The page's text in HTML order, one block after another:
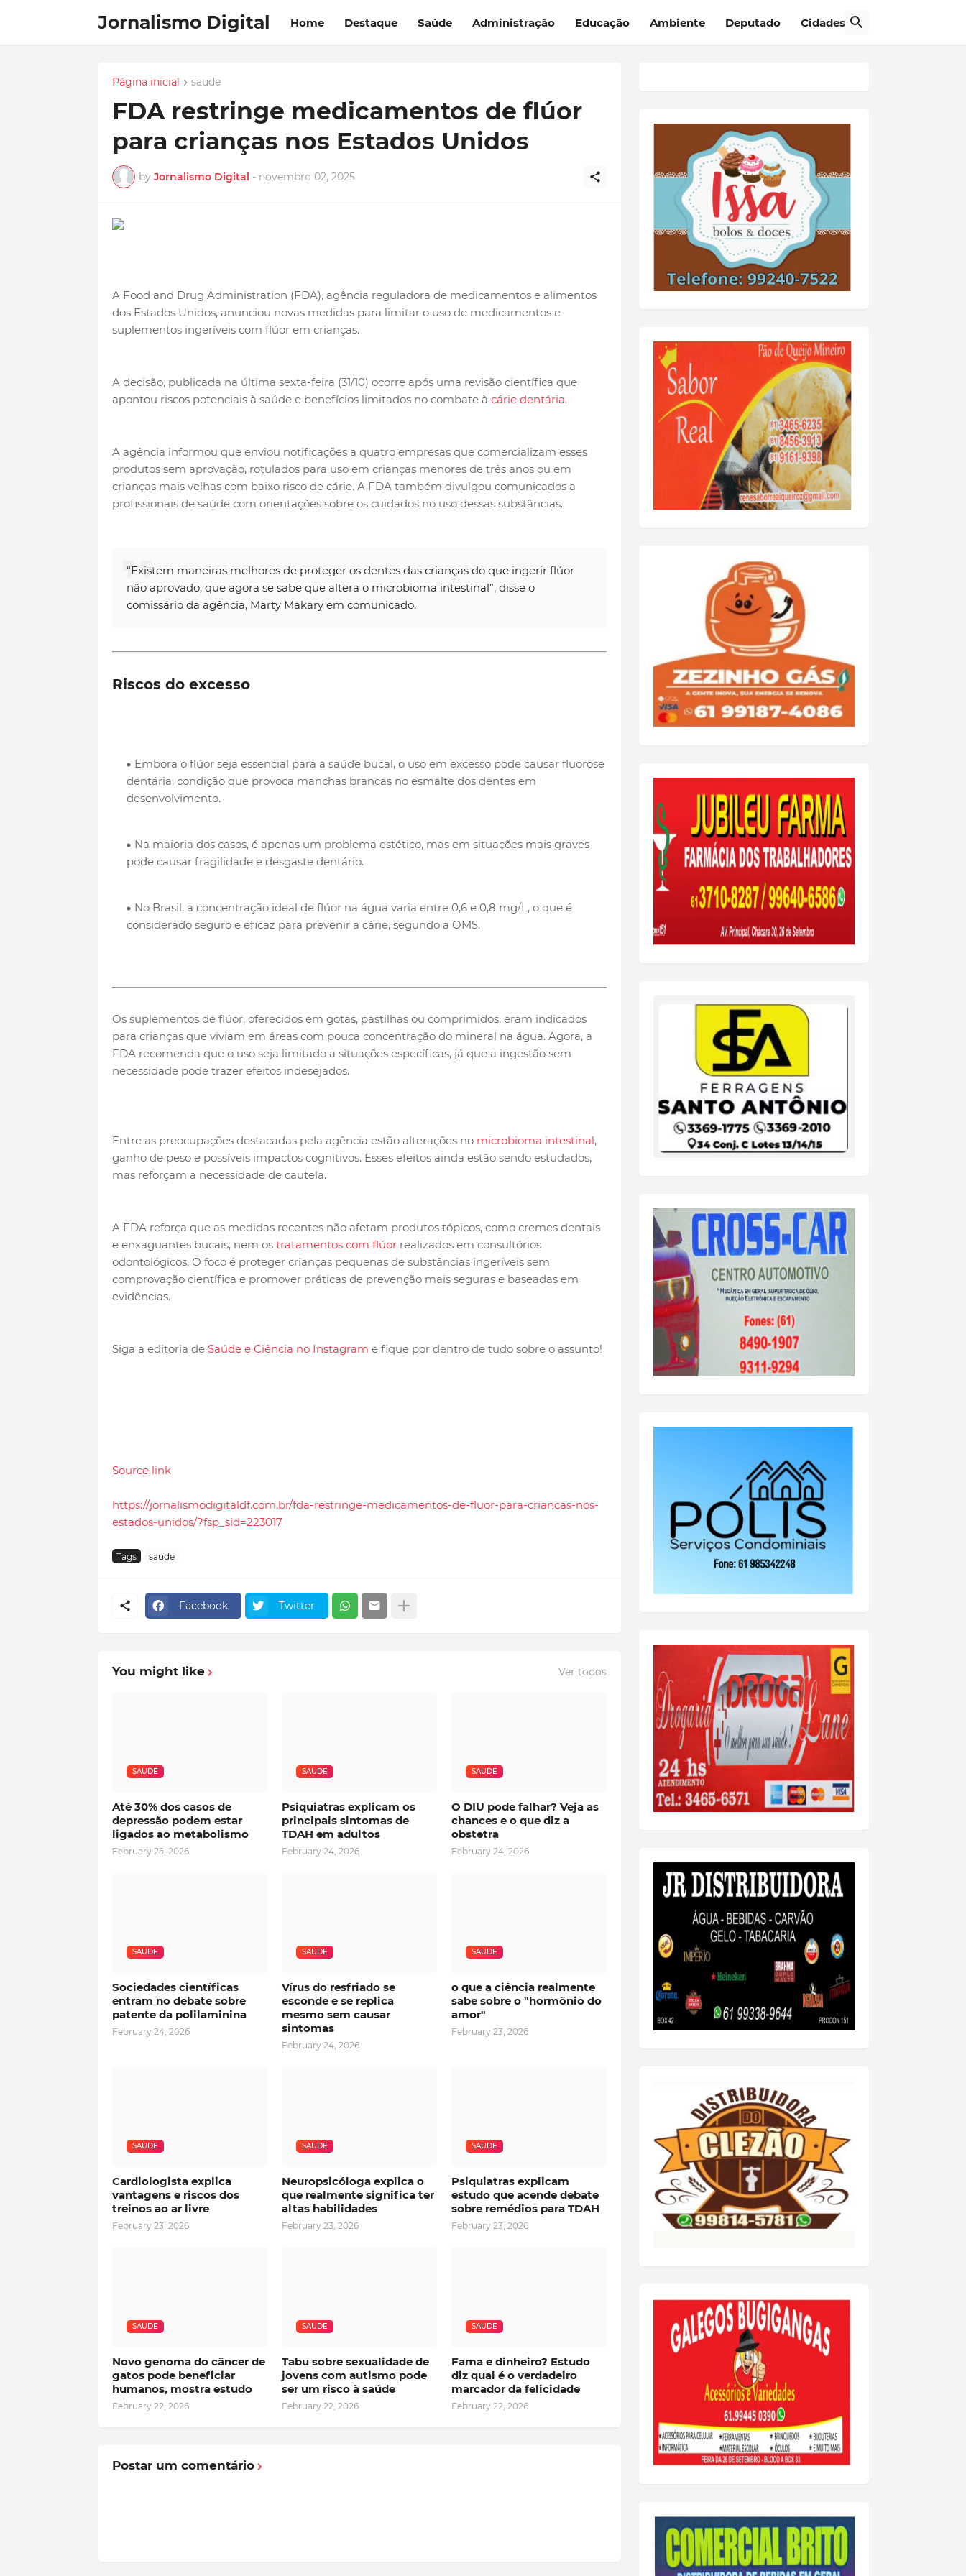
Jornalismo Digital Home Destaque Saúde Administração Educação Ambiente Deputado Cidades
Página inicial saude
FDA restringe medicamentos de flúor
para crianças nos Estados Unidos
by Jornalismo Digital - novembro 02, 2025
A Food and Drug Administration (FDA), agência reguladora de medicamentos e alimentos
dos Estados Unidos, anunciou novas medidas para limitar o uso de medicamentos e
suplementos ingeríveis com flúor em crianças.
A decisão, publicada na última sexta-feira (31/10) ocorre após uma revisão científica que
apontou riscos potenciais à saúde e benefícios limitados no combate à cárie dentária.
A agência informou que enviou notificações a quatro empresas que comercializam esses
produtos sem aprovação, rotulados para uso em crianças menores de três anos ou em
crianças mais velhas com baixo risco de cárie. A FDA também divulgou comunicados a
profissionais de saúde com orientações sobre os cuidados no uso dessas substâncias.
“Existem maneiras melhores de proteger os dentes das crianças do que ingerir flúor
não aprovado, que agora se sabe que altera o microbioma intestinal”, disse o
comissário da agência, Marty Makary em comunicado.
Riscos do excesso
Embora o flúor seja essencial para a saúde bucal, o uso em excesso pode causar fluorose
dentária, condição que provoca manchas brancas no esmalte dos dentes em
desenvolvimento.
Na maioria dos casos, é apenas um problema estético, mas em situações mais graves
pode causar fragilidade e desgaste dentário.
No Brasil, a concentração ideal de flúor na água varia entre 0,6 e 0,8 mg/L, o que é
considerado seguro e eficaz para prevenir a cárie, segundo a OMS.
Os suplementos de flúor, oferecidos em gotas, pastilhas ou comprimidos, eram indicados
para crianças que viviam em áreas com pouca concentração do mineral na água. Agora, a
FDA recomenda que o uso seja limitado a situações específicas, já que a ingestão sem
necessidade pode trazer efeitos indesejados.
Entre as preocupações destacadas pela agência estão alterações no microbioma intestinal,
ganho de peso e possíveis impactos cognitivos. Esses efeitos ainda estão sendo estudados,
mas reforçam a necessidade de cautela.
A FDA reforça que as medidas recentes não afetam produtos tópicos, como cremes dentais
e enxaguantes bucais, nem os tratamentos com flúorrealizados em consultórios
odontológicos. O foco é proteger crianças pequenas de substâncias ingeríveis sem
comprovação científica e promover práticas de prevenção mais seguras e baseadas em
evidências.
Siga a editoria deSaúde e Ciência no Instagram e fique por dentro de tudo sobre o assunto!
Source link
https://jornalismodigitaldf.com.br/fda-restringe-medicamentos-de-fluor-para-criancas-nos-
estados-unidos/?fsp_sid=223017
Tags saude
Facebook Twitter
You might like Ver todos
SAUDE
Até 30% dos casos de
depressão podem estar
ligados ao metabolismo
February 25, 2026
SAUDE
Psiquiatras explicam os
principais sintomas de
TDAH em adultos
February 24, 2026
SAUDE
O DIU pode falhar? Veja as
chances e o que diz a
obstetra
February 24, 2026
SAUDE
Sociedades científicas
entram no debate sobre
patente da polilaminina
February 24, 2026
SAUDE
Vírus do resfriado se
esconde e se replica
mesmo sem causar
sintomas
February 24, 2026
SAUDE
o que a ciência realmente
sabe sobre o "hormônio do
amor"
February 23, 2026
SAUDE
Cardiologista explica
vantagens e riscos dos
treinos ao ar livre
February 23, 2026
SAUDE
Neuropsicóloga explica o
que realmente significa ter
altas habilidades
February 23, 2026
SAUDE
Psiquiatras explicam
estudo que acende debate
sobre remédios para TDAH
February 23, 2026
SAUDE
Novo genoma do câncer de
gatos pode beneficiar
humanos, mostra estudo
February 22, 2026
SAUDE
Tabu sobre sexualidade de
jovens com autismo pode
ser um risco à saúde
February 22, 2026
SAUDE
Fama e dinheiro? Estudo
diz qual é o verdadeiro
marcador da felicidade
February 22, 2026
Postar um comentário